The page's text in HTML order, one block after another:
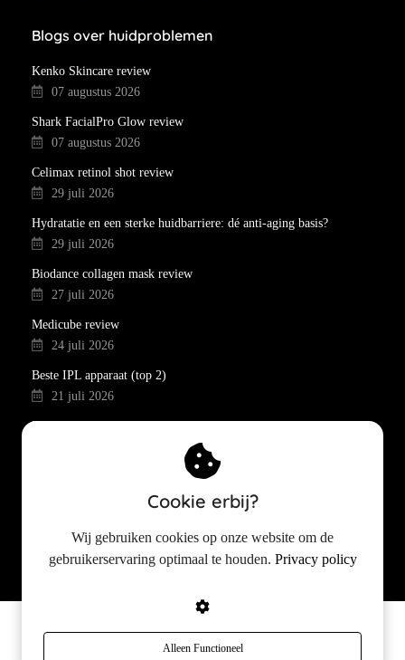
Blogs over huidproblemen
Kenko Skincare review
07 augustus 2026
Shark FacialPro Glow review
07 augustus 2026
Celimax retinol shot review
29 juli 2026
Hydratatie en een sterke huidbarriere: dé anti-aging basis?
29 juli 2026
Biodance collagen mask review
27 juli 2026
Medicube review
24 juli 2026
Beste IPL apparaat (top 2)
21 juli 2026
Beste fohnborstel 2026 (top 7)
15 juli 2026
© 2024 Copyright SPROET
Cookie erbij?
Wij gebruiken cookies op onze website om de
gebruikerservaring optimaal te houden. Privacy policy
Alleen Functioneel